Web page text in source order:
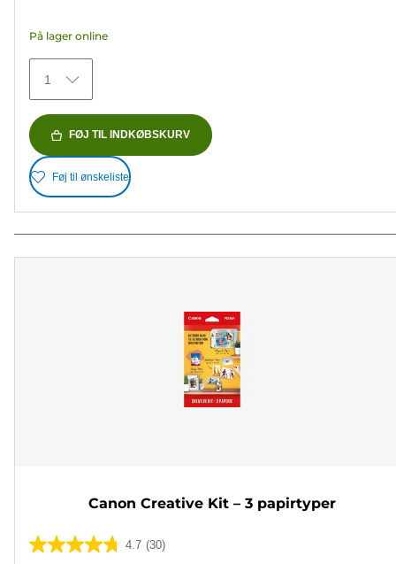
stjerner.
482
anmeldelser
På lager online
1
FØJ TIL INDKØBSKURV
Føj til ønskeliste
Canon Creative Kit – 3 papirtyper
4.7 (30)
4.7